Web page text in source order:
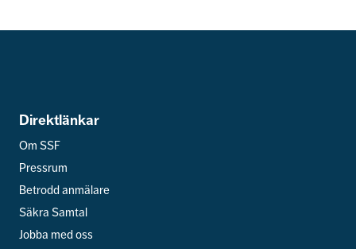
Direktlänkar
Om SSF
Pressrum
Betrodd anmälare
Säkra Samtal
Jobba med oss